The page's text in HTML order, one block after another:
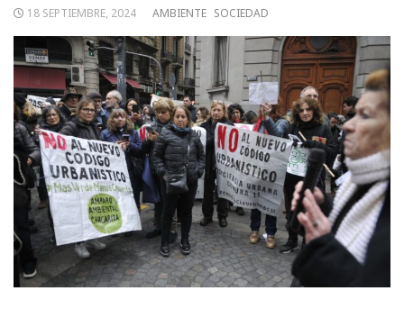
18 SEPTIEMBRE, 2024 AMBIENTE SOCIEDAD